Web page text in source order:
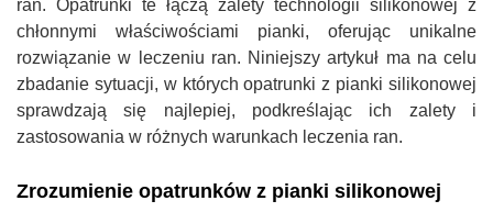
ran. Opatrunki te łączą zalety technologii silikonowej z
chłonnymi właściwościami pianki, oferując unikalne
rozwiązanie w leczeniu ran. Niniejszy artykuł ma na celu
zbadanie sytuacji, w których opatrunki z pianki silikonowej
sprawdzają się najlepiej, podkreślając ich zalety i
zastosowania w różnych warunkach leczenia ran.
Zrozumienie opatrunków z pianki silikonowej